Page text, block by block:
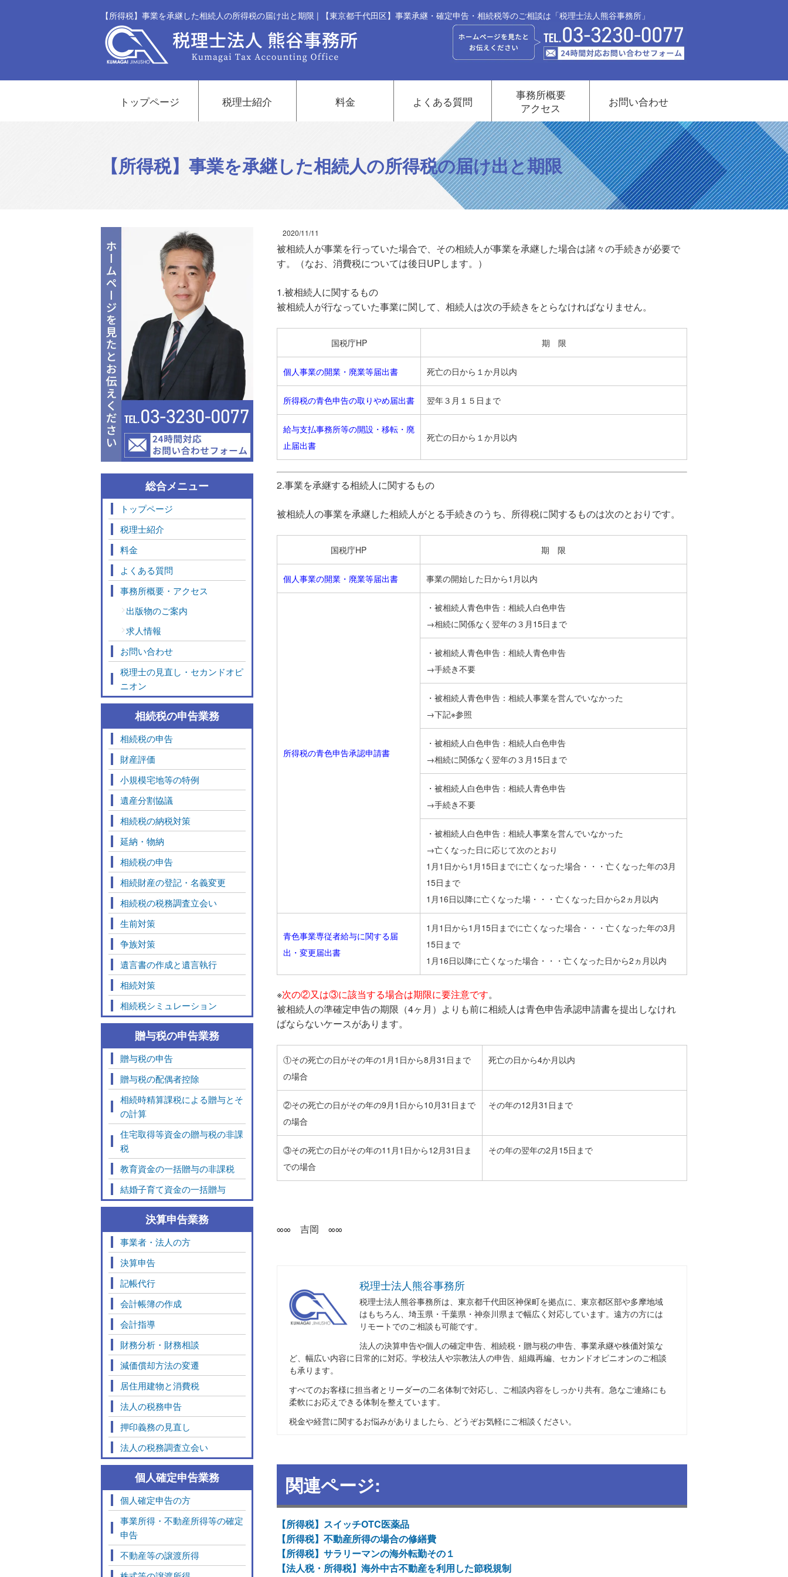
【所得税】事業を承継した相続人の所得税の届け出と期限 | 【東京都千代田区】事業承継・確定申告・相続税等のご相談は「税理士法人熊谷事務所」
トップページ 税理士紹介 料金 よくある質問
事務所概要
アクセス
お問い合わせ
【所得税】事業を承継した相続人の所得税の届け出と期限
2020/11/11
被相続人が事業を行っていた場合で、その相続人が事業を承継した場合は諸々の手続きが必要で
す。（なお、消費税については後日UPします。）
1.被相続人に関するもの
被相続人が行なっていた事業に関して、相続人は次の手続きをとらなければなりません。
国税庁HP 期 限
個人事業の開業・廃業等届出書 死亡の日から１か月以内
所得税の青色申告の取りやめ届出書 翌年３月１５日まで
給与支払事務所等の開設・移転・廃
止届出書
死亡の日から１か月以内
2.事業を承継する相続人に関するもの
被相続人の事業を承継した相続人がとる手続きのうち、所得税に関するものは次のとおりです。
国税庁HP 期 限
個人事業の開業・廃業等届出書 事業の開始した日から1月以内
所得税の青色申告承認申請書
・被相続人青色申告：相続人白色申告
→相続に関係なく翌年の３月15日まで
・被相続人青色申告：相続人青色申告
→手続き不要
・被相続人青色申告：相続人事業を営んでいなかった
→下記※参照
・被相続人白色申告：相続人白色申告
→相続に関係なく翌年の３月15日まで
・被相続人白色申告：相続人青色申告
→手続き不要
・被相続人白色申告：相続人事業を営んでいなかった
→亡くなった日に応じて次のとおり
1月1日から1月15日までに亡くなった場合・・・亡くなった年の3月
15日まで
1月16日以降に亡くなった場・・・亡くなった日から2ヵ月以内
青色事業専従者給与に関する届
出・変更届出書
1月1日から1月15日までに亡くなった場合・・・亡くなった年の3月
15日まで
1月16日以降に亡くなった場合・・・亡くなった日から2ヵ月以内
※次の②又は③に該当する場合は期限に要注意です。
被相続人の準確定申告の期限（4ヶ月）よりも前に相続人は青色申告承認申請書を提出しなけれ
ばならないケースがあります。
①その死亡の日がその年の1月1日から8月31日まで
の場合
死亡の日から4か月以内
②その死亡の日がその年の9月1日から10月31日まで
の場合
その年の12月31日まで
③その死亡の日がその年の11月1日から12月31日ま
での場合
その年の翌年の2月15日まで
∞∞ 吉岡 ∞∞
税理士法人熊谷事務所
税理士法人熊谷事務所は、東京都千代田区神保町を拠点に、東京都区部や多摩地域
はもちろん、埼玉県・千葉県・神奈川県まで幅広く対応しています。遠方の方には
リモートでのご相談も可能です。
法人の決算申告や個人の確定申告、相続税・贈与税の申告、事業承継や株価対策な
ど、幅広い内容に日常的に対応。学校法人や宗教法人の申告、組織再編、セカンドオピニオンのご相談
も承ります。
すべてのお客様に担当者とリーダーの二名体制で対応し、ご相談内容をしっかり共有。急なご連絡にも
柔軟にお応えできる体制を整えています。
税金や経営に関するお悩みがありましたら、どうぞお気軽にご相談ください。
関連ページ:
【所得税】スイッチOTC医薬品
【所得税】不動産所得の場合の修繕費
【所得税】サラリーマンの海外転勤その１
【法人税・所得税】海外中古不動産を利用した節税規制
総合メニュー
トップページ
税理士紹介
料金
よくある質問
事務所概要・アクセス
出版物のご案内
求人情報
お問い合わせ
税理士の見直し・セカンドオピ
ニオン
相続税の申告業務
相続税の申告
財産評価
小規模宅地等の特例
遺産分割協議
相続税の納税対策
延納・物納
相続税の申告
相続財産の登記・名義変更
相続税の税務調査立会い
生前対策
争族対策
遺言書の作成と遺言執行
相続対策
相続税シミュレーション
贈与税の申告業務
贈与税の申告
贈与税の配偶者控除
相続時精算課税による贈与とそ
の計算
住宅取得等資金の贈与税の非課
税
教育資金の一括贈与の非課税
結婚子育て資金の一括贈与
決算申告業務
事業者・法人の方
決算申告
記帳代行
会計帳簿の作成
会計指導
財務分析・財務相談
減価償却方法の変遷
居住用建物と消費税
法人の税務申告
押印義務の見直し
法人の税務調査立会い
個人確定申告業務
個人確定申告の方
事業所得・不動産所得等の確定
申告
不動産等の譲渡所得